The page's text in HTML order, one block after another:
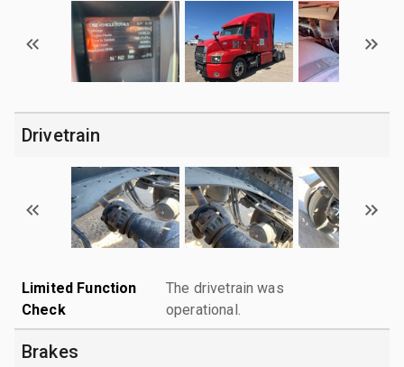
Drivetrain
Limited Function
Check
The drivetrain was
operational.
Brakes